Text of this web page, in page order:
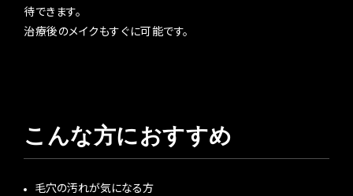
待できます。
治療後のメイクもすぐに可能です。
こんな方におすすめ
毛穴の汚れが気になる方